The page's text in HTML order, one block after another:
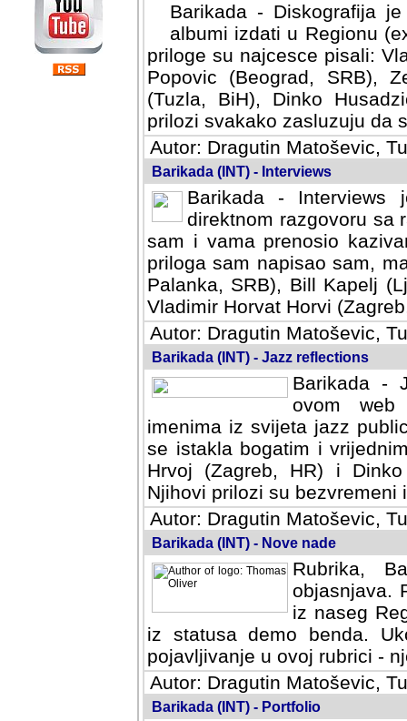
Barikada - Diskografija
albumi izdati u Regionu
priloge su najcesce pisali:
Popovic (Beograd, SRB),
(Tuzla, BiH), Dinko
prilozi svakako zasluzuju da
Autor: Dragutin Matoševic,
Barikada (INT) - Interviews
Barikada -
direktnom razgovoru sa
sam i vama prenosio
priloga sam napisao sam,
Palanka, SRB), Bill Kapelj
Vladimir Horvat Horvi
Autor: Dragutin Matoševic,
Barikada (INT) - Jazz reflections
Barikada -
ovom web
imenima iz svijeta jazz
se istakla bogatim i
Hrvoj (Zagreb, HR) i
Njihovi prilozi su bezvremeni
Autor: Dragutin Matoševic,
Barikada (INT) - Nove nade
Rubrika,
objasnjava.
iz naseg
iz statusa demo benda.
pojavljivanje u ovoj rubrici -
Autor: Dragutin Matoševic,
Barikada (INT) - Portfolio